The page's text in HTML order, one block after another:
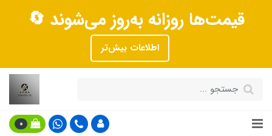
قیمت‌ها روزانه به‌روز می‌شوند 🔄
اطلاعات بیش‌تر
0